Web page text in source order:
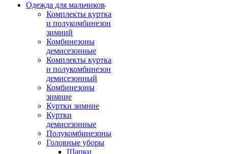
Одежда для мальчиков
Комплекты куртка
и полукомбинезон
зимний
Комбинезоны
демисезонные
Комплекты куртка
и полукомбинезон
демисезонный
Комбинезоны
зимние
Куртки зимние
Куртки
демисезонные
Полукомбинезоны
Головные уборы
Шапки